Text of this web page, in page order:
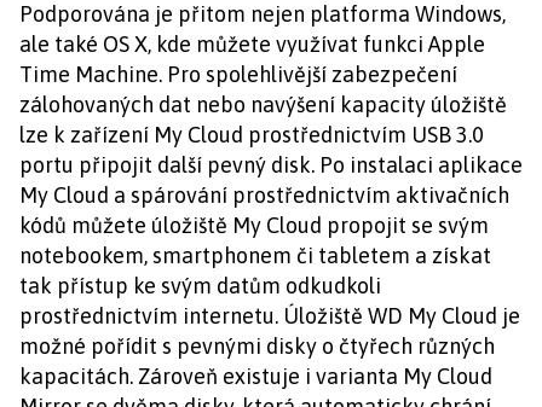
Podporována je přitom nejen platforma Windows,
ale také OS X, kde můžete využívat funkci Apple
Time Machine. Pro spolehlivější zabezpečení
zálohovaných dat nebo navýšení kapacity úložiště
lze k zařízení My Cloud prostřednictvím USB 3.0
portu připojit další pevný disk. Po instalaci aplikace
My Cloud a spárování prostřednictvím aktivačních
kódů můžete úložiště My Cloud propojit se svým
notebookem, smartphonem či tabletem a získat
tak přístup ke svým datům odkudkoli
prostřednictvím internetu. Úložiště WD My Cloud je
možné pořídit s pevnými disky o čtyřech různých
kapacitách. Zároveň existuje i varianta My Cloud